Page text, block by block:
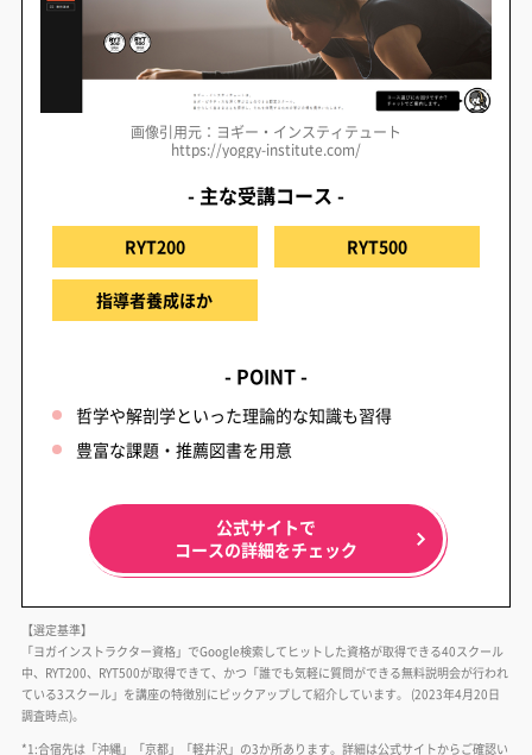
画像引用元：ヨギー・インスティテュート
https://yoggy-institute.com/
- 主な受講コース -
RYT200 RYT500
指導者養成ほか
- POINT -
哲学や解剖学といった理論的な知識も習得
豊富な課題・推薦図書を用意
公式サイトで
コースの詳細をチェック
【選定基準】
「ヨガインストラクター資格」でGoogle検索してヒットした資格が取得できる40スクール
中、RYT200、RYT500が取得できて、かつ「誰でも気軽に質問ができる無料説明会が行われ
ている3スクール」を講座の特徴別にピックアップして紹介しています。 (2023年4月20日
調査時点)。
*1:合宿先は「沖縄」「京都」「軽井沢」の3か所あります。詳細は公式サイトからご確認い